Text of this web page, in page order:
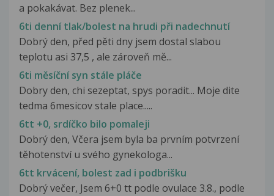
a pokakávat. Bez plenek...
6ti denní tlak/bolest na hrudi při nadechnutí
Dobrý den, před pěti dny jsem dostal slabou
teplotu asi 37,5 , ale zároveň mě...
6ti měsíční syn stále pláče
Dobry den, chi sezeptat, spys poradit... Moje dite
tedma 6mesicov stale place.....
6tt +0, srdíčko bilo pomaleji
Dobrý den, Včera jsem byla ba prvním potvrzení
těhotenství u svého gynekologa...
6tt krvácení, bolest zad i podbrišku
Dobrý večer, Jsem 6+0 tt podle ovulace 3.8., podle